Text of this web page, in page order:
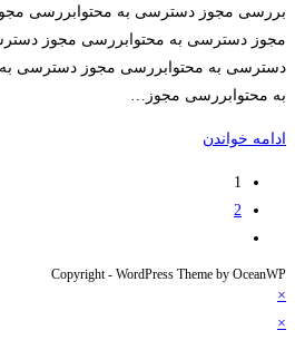
بررسی مجوز دسترسی به محتوابررسی
مجوز دسترسی به محتوابررسی مجوز
دسترسی به محتوابررسی مجوز دسترسی
به محتوابررسی مجوز…
ادامه خواندن
001
1
2
به
Copyright - WordPress Theme by OceanWP
×
×